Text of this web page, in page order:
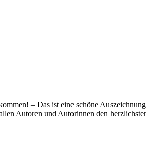
– Das ist eine schöne
Autoren und Autorinnen den